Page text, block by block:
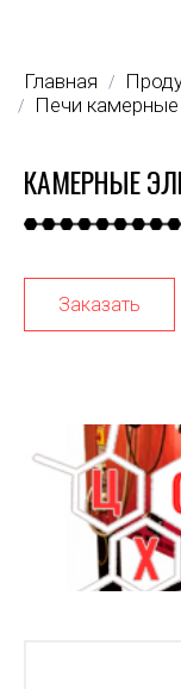
Главная /
/ Печи камерные
КАМЕРНЫЕ
Заказать